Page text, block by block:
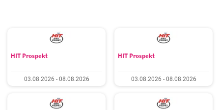
HIT Prospekt
03.08.2026 - 08.08.2026
HIT Prospekt
03.08.2026 - 08.08.2026